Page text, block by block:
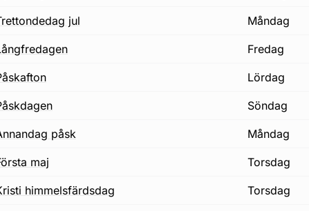
trettondedag jul måndag
långfredagen fredag
påskafton lördag
påskdagen söndag
annandag påsk måndag
första maj torsdag
Kristi himmelsfärdsdag torsdag